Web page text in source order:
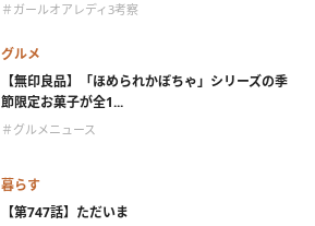
＃ガールオアレディ3考察
グルメ
【無印良品】「ほめられかぼちゃ」シリーズの季
節限定お菓子が全1...
＃グルメニュース
暮らす
【第747話】ただいま